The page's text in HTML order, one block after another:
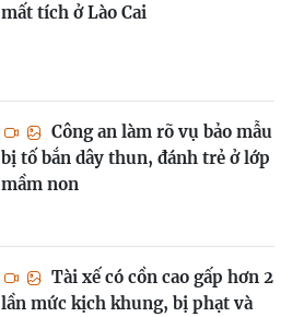
mất tích ở Lào Cai
Công an làm rõ vụ bảo mẫu
bị tố bắn dây thun, đánh trẻ ở lớp
mầm non
Tài xế có cồn cao gấp hơn 2
lần mức kịch khung, bị phạt và